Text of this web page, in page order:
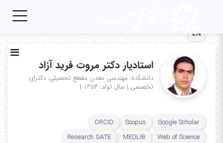
EN
استادیار دکتر مروت فرید آزاد
دانشکده: مهندسی معدن مقطع تحصیلی: دکترای
تخصصی | سال تولد: ۱۳۵۳ |
Google Scholar
Scopus
ORCID
Web of Science
MEDLIB
Research GATE